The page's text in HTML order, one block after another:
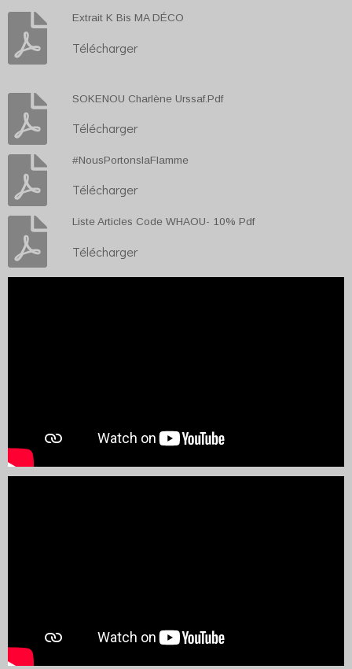
Extrait K Bis MA DÉCO
Télécharger
SOKENOU Charlène Urssaf.Pdf
Télécharger
#NousPortonslaFlamme
Télécharger
Liste Articles Code WHAOU- 10% Pdf
Télécharger